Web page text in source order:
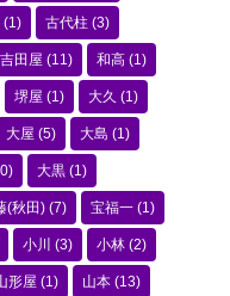
(1) 古代柱 (3)
吉田屋 (11) 和高 (1)
堺屋 (1) 大久 (1)
大屋 (5) 大島 (1)
大黒 (1)
(秋田) (7) 宝福一 (1)
小川 (3) 小林 (2)
形屋 (1) 山本 (13)